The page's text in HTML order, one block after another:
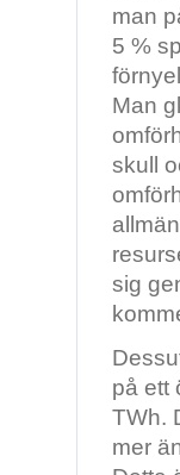
man
5 %
Man
skull
sig
på ett
TWh.
mer